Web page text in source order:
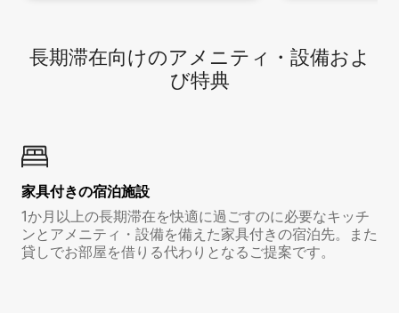
長期滞在向け⁠のア⁠メ⁠ニ⁠テ⁠ィ⁠・設⁠備⁠およ
び特⁠典
家具付き⁠の宿⁠泊⁠施⁠設
1か月以上の長期滞在を快適に過ごすのに必要なキッチ
ンとアメニティ・設備を備えた家具付きの宿泊先。また
貸しでお部屋を借りる代わりとなるご提案です。